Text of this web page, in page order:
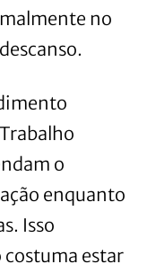
no
o
enquanto
Isso
estar